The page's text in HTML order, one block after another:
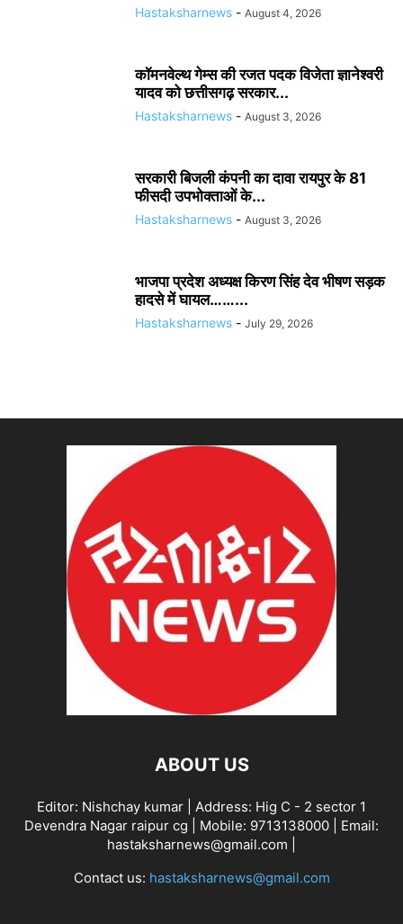
Hastaksharnews - August 4, 2026
कॉमनवेल्थ गेम्स की रजत पदक विजेता ज्ञानेश्वरी
यादव को छत्तीसगढ़ सरकार...
Hastaksharnews - August 3, 2026
सरकारी बिजली कंपनी का दावा रायपुर के 81
फीसदी उपभोक्ताओं के...
Hastaksharnews - August 3, 2026
भाजपा प्रदेश अध्यक्ष किरण सिंह देव भीषण सड़क
हादसे में घायल……...
Hastaksharnews - July 29, 2026
ABOUT US
Editor: Nishchay kumar | Address: Hig C - 2 sector 1
Devendra Nagar raipur cg | Mobile: 9713138000 | Email:
hastaksharnews@gmail.com |
Contact us: hastaksharnews@gmail.com